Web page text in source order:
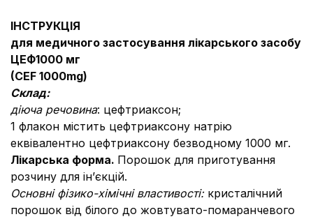
ІНСТРУКЦІЯ
для медичного застосування лікарського засобу
ЦЕФ1000 мг
(CEF 1000mg)
Склад:
діюча речовина: цефтриаксон;
1 флакон містить цефтриаксону натрію
еквівалентно цефтриаксону безводному 1000 мг.
Лікарська форма. Порошок для приготування
розчину для ін’єкцій.
Основні фізико-хімічні властивості: кристалічний
порошок від білого до жовтувато-помаранчевого